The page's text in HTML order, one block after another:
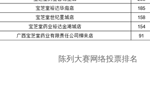
陈列大赛网络投票排名